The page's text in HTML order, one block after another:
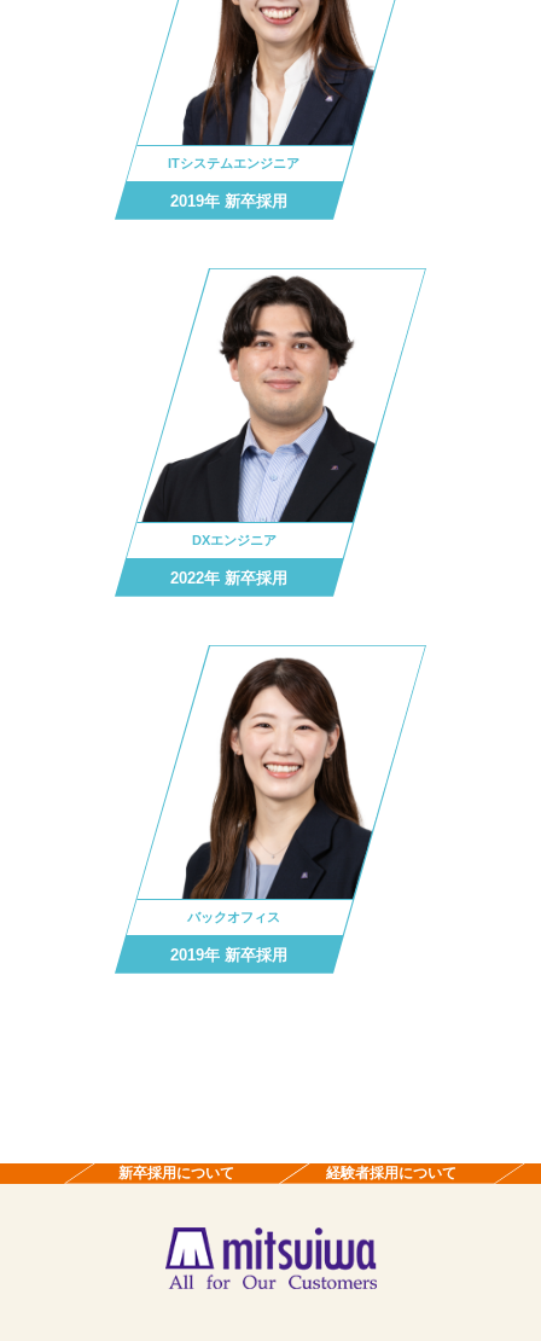
ITシステムエンジニア
2019年 新卒採用
DXエンジニア
2022年 新卒採用
バックオフィス
2019年 新卒採用
新卒採用について 経験者採用について